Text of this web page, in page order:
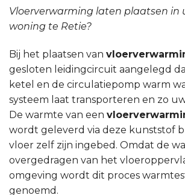
Vloerverwarming laten plaatsen in
woning te Retie?
Bij het plaatsen van
gesloten leidingcircuit aangelegd
ketel en de circulatiepomp warm
systeem laat transporteren en zo
De warmte van een
wordt geleverd via deze kunststof
vloer zelf zijn ingebed. Omdat de
overgedragen van het
omgeving wordt dit proces
genoemd.